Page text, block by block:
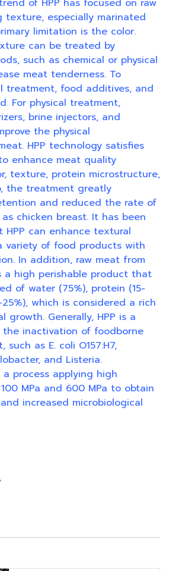
texture, especially marinated
limitation is the color.
can be treated by
such as chemical or physical
meat tenderness. To
treatment, food additives, and
For physical treatment,
brine injectors, and
the physical
HPP technology satisfies
enhance meat quality
texture, protein microstructure,
the treatment greatly
and reduced the rate of
chicken breast. It has been
can enhance textural
variety of food products with
In addition, raw meat from
a high perishable product that
of water (75%), protein (15-
which is considered a rich
growth. Generally, HPP is a
the inactivation of foodborne
as E. coli O157:H7,
and Listeria.
a process applying high
MPa and 600 MPa to obtain
increased microbiological